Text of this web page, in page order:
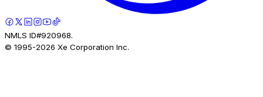
NMLS ID#920968.
© 1995-2026 Xe Corporation Inc.